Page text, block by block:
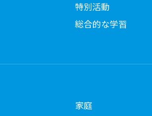
特別活動
総合的な学習
家庭